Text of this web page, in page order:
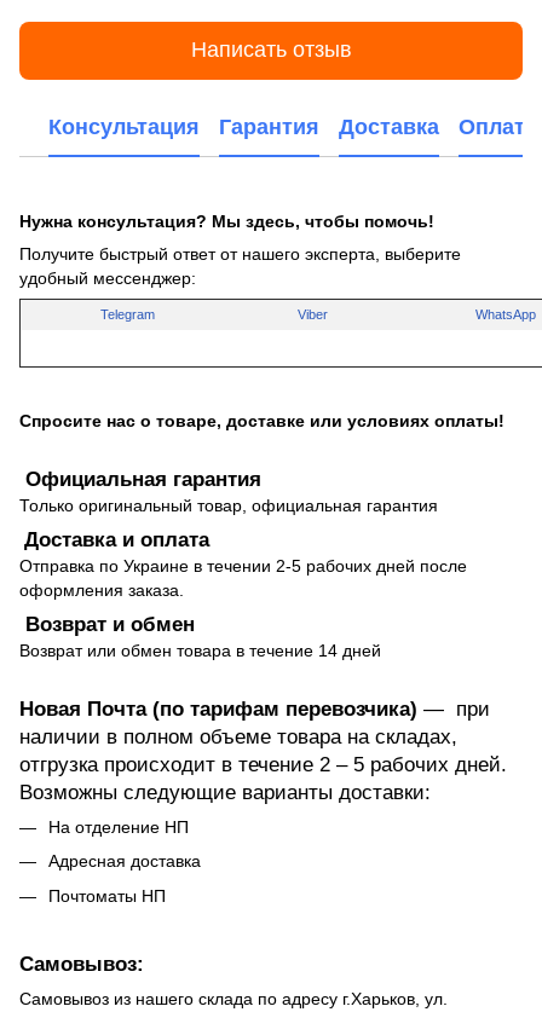
Написать отзыв
Консультация Гарантия Доставка Оплата
Нужна консультация? Мы здесь, чтобы помочь!
Получите быстрый ответ от нашего эксперта, выберите
удобный мессенджер:
Telegram Viber WhatsApp
Спросите нас о товаре, доставке или условиях оплаты!
Официальная гарантия
Только оригинальный товар, официальная гарантия
Доставка и оплата
Отправка по Украине в течении 2-5 рабочих дней после
оформления заказа.
Возврат и обмен
Возврат или обмен товара в течение 14 дней
Новая Почта (по тарифам перевозчика) — при
наличии в полном объеме товара на складах,
отгрузка происходит в течение 2 – 5 рабочих дней.
Возможны следующие варианты доставки:
На отделение НП
Адресная доставка
Почтоматы НП
Самовывоз:
Самовывоз из нашего склада по адресу г.Харьков, ул.